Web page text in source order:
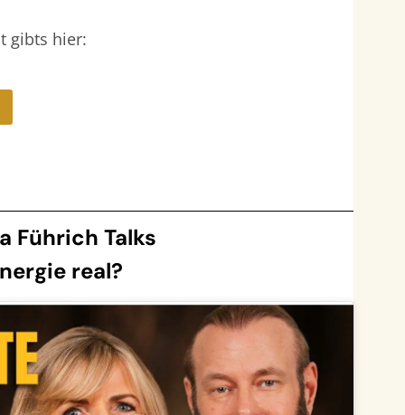
gibts hier:
Führich Talks
real?